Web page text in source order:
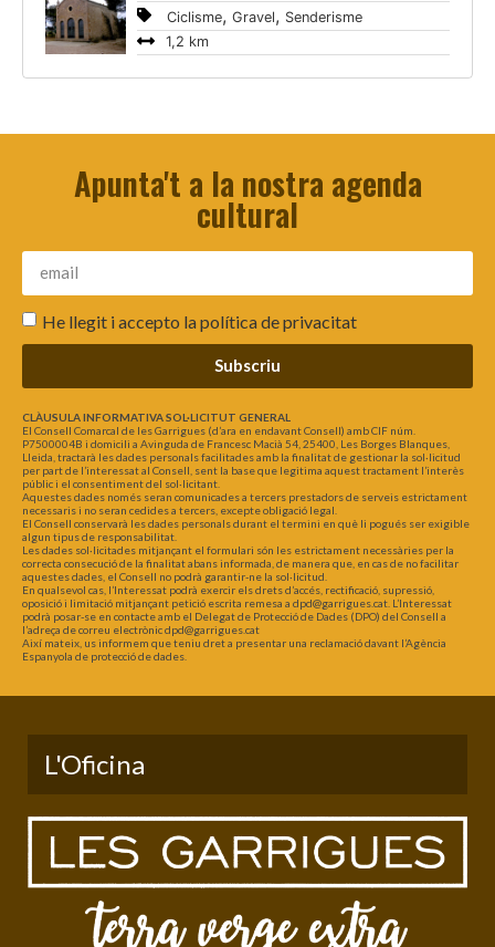
Ciclisme, Gravel, Senderisme
1,2 km
Apunta't a la nostra agenda
cultural
He llegit i accepto lapolítica de privacitat
Subscriu
CLÀUSULA INFORMATIVA SOL·LICITUT GENERAL
El Consell Comarcal de les Garrigues (d’ara en endavant Consell) amb CIF núm.
P7500004B i domicili a Avinguda de Francesc Macià 54, 25400, Les Borges Blanques,
Lleida, tractarà les dades personals facilitades amb la finalitat de gestionar la sol·licitud
per part de l’interessat al Consell, sent la base que legitima aquest tractament l’interès
públic i el consentiment del sol·licitant.
Aquestes dades només seran comunicades a tercers prestadors de serveis estrictament
necessaris i no seran cedides a tercers, excepte obligació legal.
El Consell conservarà les dades personals durant el termini en què li pogués ser exigible
algun tipus de responsabilitat.
Les dades sol·licitades mitjançant el formulari són les estrictament necessàries per la
correcta consecució de la finalitat abans informada, de manera que, en cas de no facilitar
aquestes dades, el Consell no podrà garantir-ne la sol·licitud.
En qualsevol cas, l’Interessat podrà exercir els drets d’accés, rectificació, supressió,
oposició i limitació mitjançant petició escrita remesa a dpd@garrigues.cat. L’Interessat
podrà posar-se en contacte amb el Delegat de Protecció de Dades (DPO) del Consell a
l’adreça de correu electrònic dpd@garrigues.cat
Així mateix, us informem que teniu dret a presentar una reclamació davant l’Agència
Espanyola de protecció de dades.
L'Oficina